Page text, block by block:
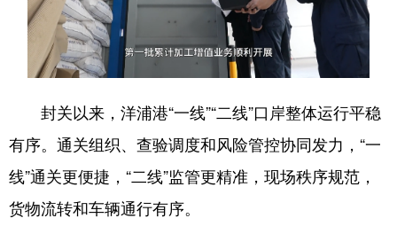
封关以来，洋浦港“一线”“二线”口岸整体运行平稳
有序。通关组织、查验调度和风险管控协同发力，“一
线”通关更便捷，“二线”监管更精准，现场秩序规范，
货物流转和车辆通行有序。